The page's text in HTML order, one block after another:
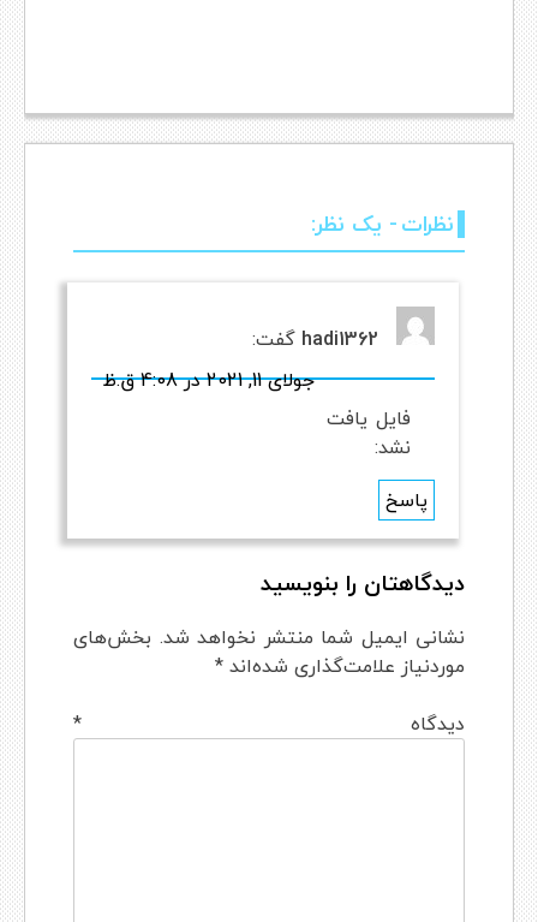
نظرات- یک نظر:
hadi1362 گفت:
جولای 11, 2021 در 4:08 ق.ظ
فایل یافت
نشد:
پاسخ
navigation
دیدگاهتان را بنویسید
نشانی ایمیل شما منتشر نخواهد شد. بخش‌های
موردنیاز علامت‌گذاری شده‌اند*
دیدگاه *